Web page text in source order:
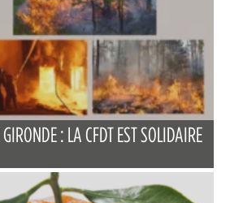
: LA CFDT EST SOLIDAIRE